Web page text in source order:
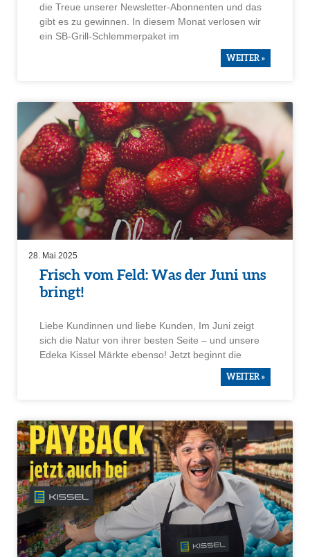
die Treue unserer Newsletter-Abonnenten und das
gibt es zu gewinnen. In diesem Monat verlosen wir
ein SB-Grill-Schlem­mer­paket im
WEITER »
Frisch vom Feld: Was der Juni uns
bringt!
Liebe Kundinnen und liebe Kunden, Im Juni zeigt
sich die Natur von ihrer besten Seite – und unsere
Edeka Kissel Märkte ebenso! Jetzt beginnt die
WEITER »
28. Mai 2025